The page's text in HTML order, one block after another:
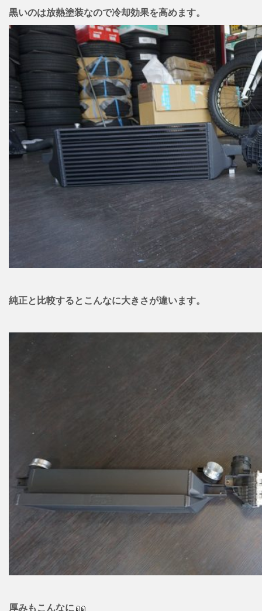
黒いのは放熱塗装なので冷却効果を高めます。
純正と比較するとこんなに大きさが違います。
厚みもこんなに